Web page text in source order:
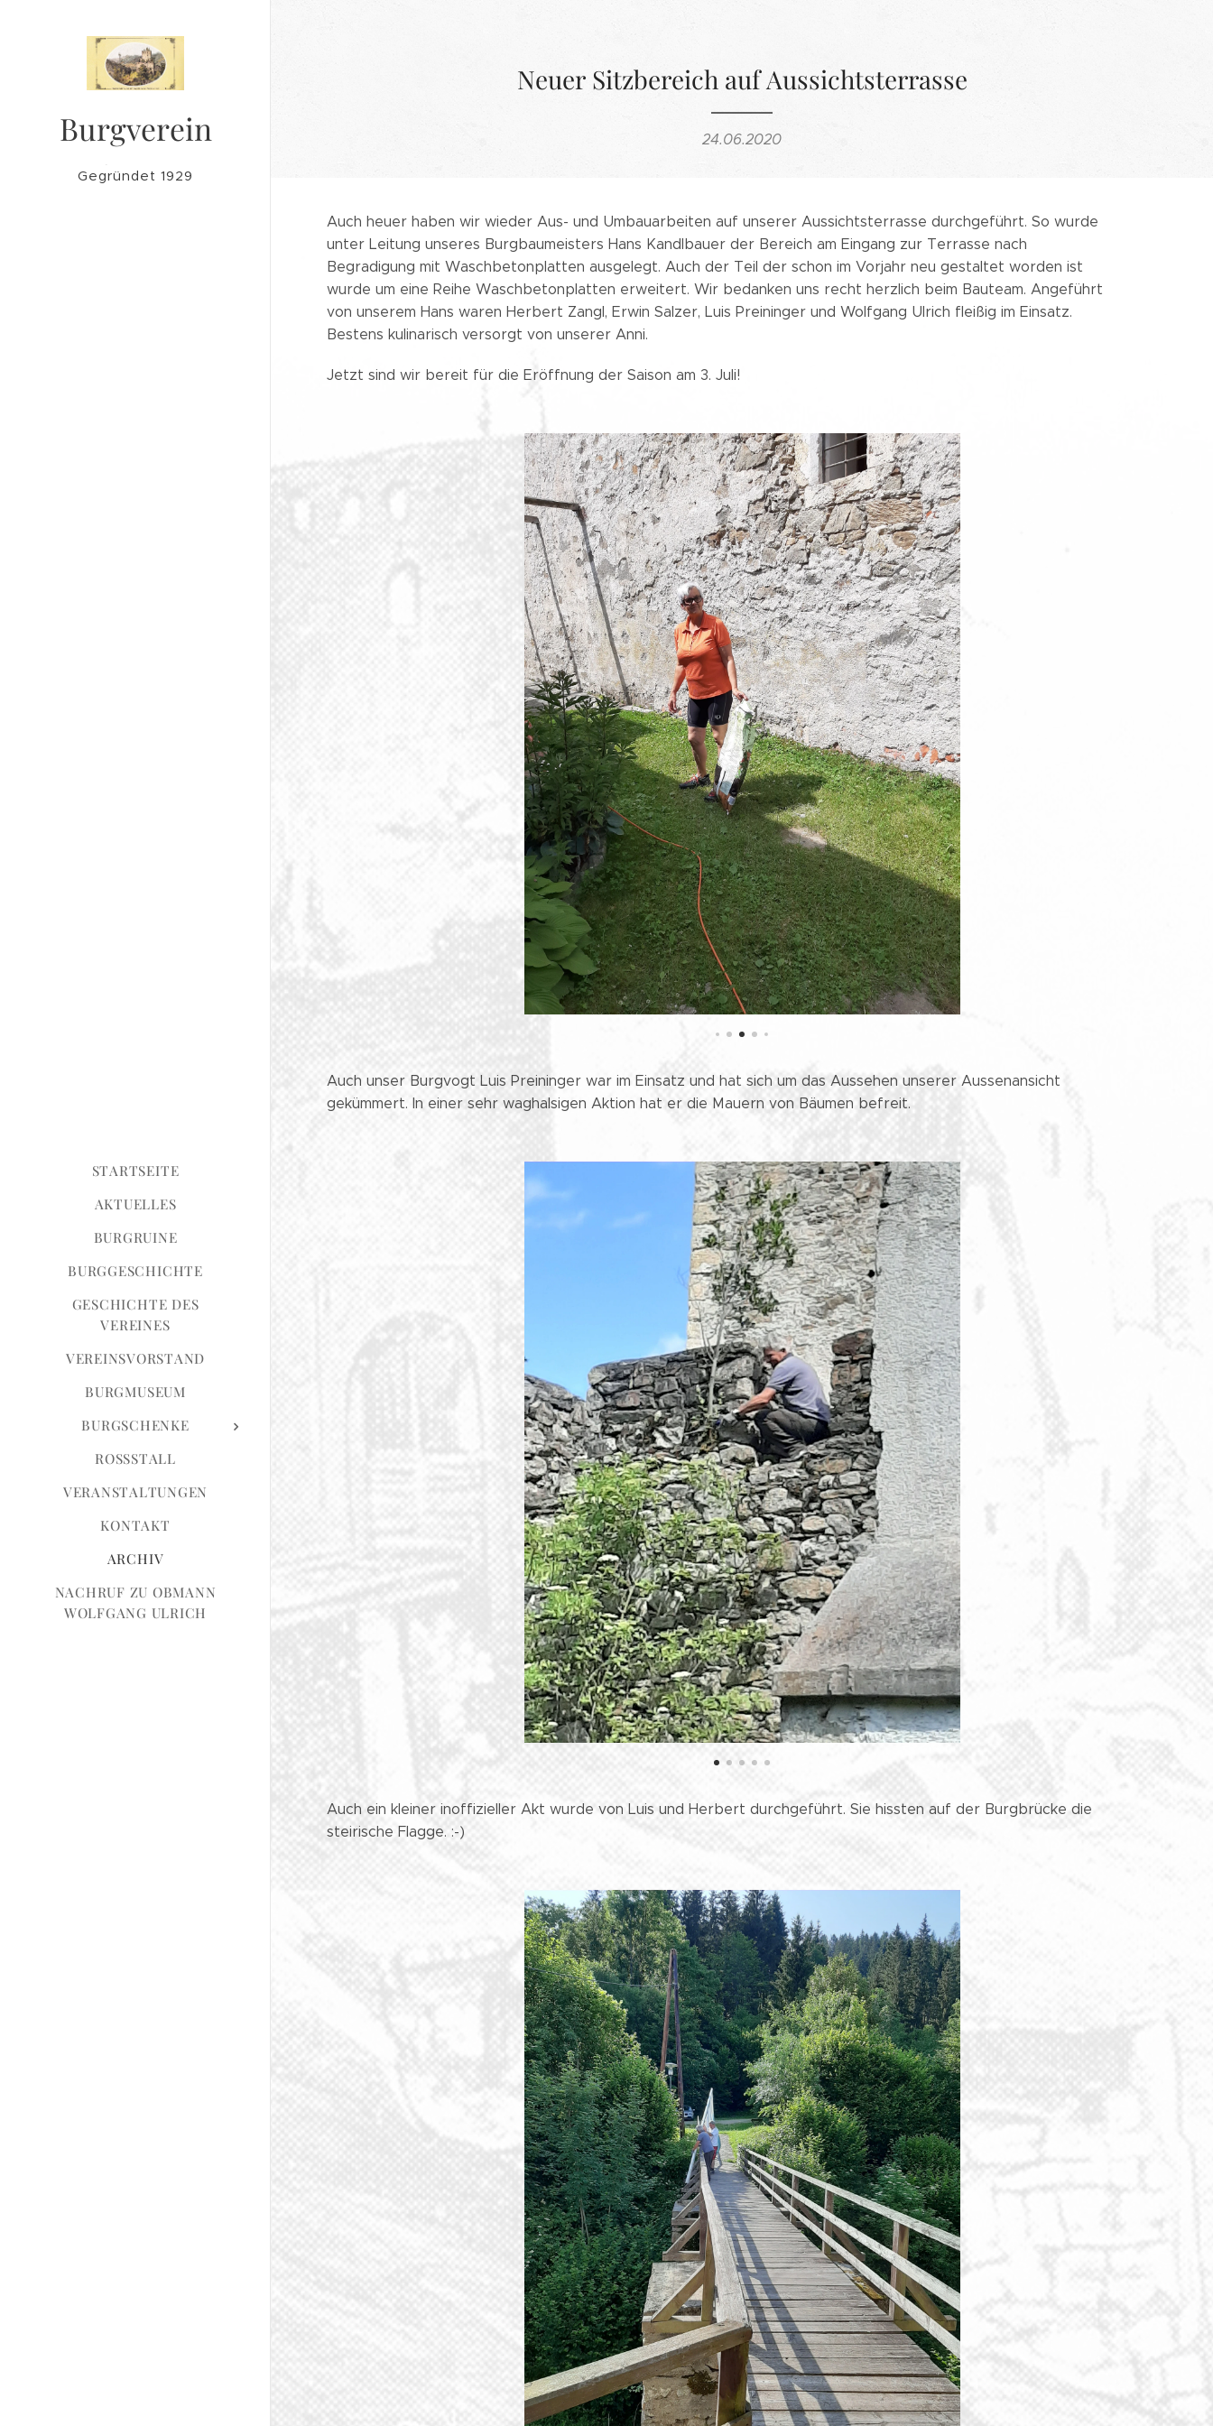
Burgverein
Lichtenegg
Gegründet 1929
STARTSEITE
AKTUELLES
BURGRUINE
BURGGESCHICHTE
GESCHICHTE DES
VEREINES
VEREINSVORSTAND
BURGMUSEUM
BURGSCHENKE
ROSSSTALL
VERANSTALTUNGEN
KONTAKT
ARCHIV
NACHRUF ZU OBMANN
WOLFGANG ULRICH
Neuer Sitzbereich auf Aussichtsterrasse
24.06.2020
Auch heuer haben wir wieder Aus- und Umbauarbeiten auf unserer Aussichtsterrasse durchgeführt. So wurde
unter Leitung unseres Burgbaumeisters Hans Kandlbauer der Bereich am Eingang zur Terrasse nach
Begradigung mit Waschbetonplatten ausgelegt. Auch der Teil der schon im Vorjahr neu gestaltet worden ist
wurde um eine Reihe Waschbetonplatten erweitert. Wir bedanken uns recht herzlich beim Bauteam. Angeführt
von unserem Hans waren Herbert Zangl, Erwin Salzer, Luis Preininger und Wolfgang Ulrich fleißig im Einsatz.
Bestens kulinarisch versorgt von unserer Anni.
Jetzt sind wir bereit für die Eröffnung der Saison am 3. Juli!
Auch unser Burgvogt Luis Preininger war im Einsatz und hat sich um das Aussehen unserer Aussenansicht
gekümmert. In einer sehr waghalsigen Aktion hat er die Mauern von Bäumen befreit.
Auch ein kleiner inoffizieller Akt wurde von Luis und Herbert durchgeführt. Sie hissten auf der Burgbrücke die
steirische Flagge. :-)